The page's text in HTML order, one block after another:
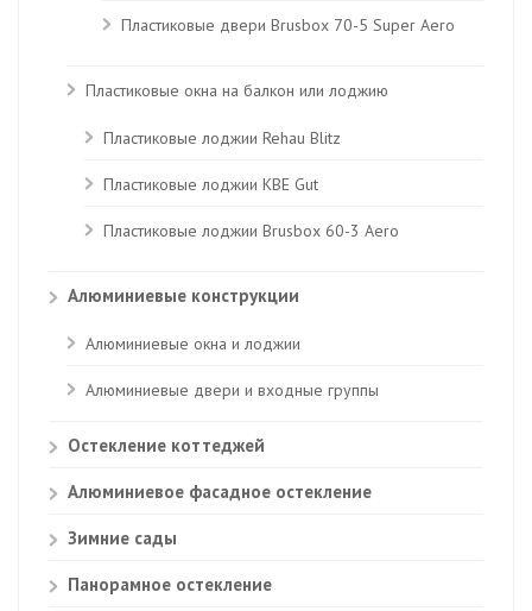
Пластиковые двери Brusbox 70-5 Super Aero
Пластиковые окна на балкон или лоджию
Пластиковые лоджии Rehau Blitz
Пластиковые лоджии КВЕ Gut
Пластиковые лоджии Brusbox 60-3 Aero
Алюминиевые конструкции
Алюминиевые окна и лоджии
Алюминиевые двери и входные группы
Остекление коттеджей
Алюминиевое фасадное остекление
Зимние сады
Панорамное остекление